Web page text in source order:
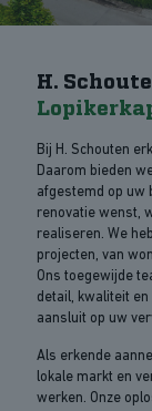
H.
Bij H. Schouten
Daarom bieden
afgestemd op uw
renovatie wenst,
realiseren. We
projecten, van
Ons toegewijde
detail, kwaliteit
aansluit op uw
Als erkende
lokale markt en
werken. Onze